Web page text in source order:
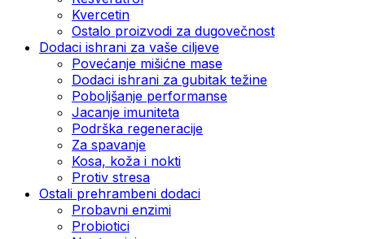
Kvercetin
Ostalo proizvodi za dugovečnost
Dodaci ishrani za vaše ciljeve
Povećanje mišićne mase
Dodaci ishrani za gubitak težine
Poboljšanje performanse
Jacanje imuniteta
Podrška regeneracije
Za spavanje
Kosa, koža i nokti
Protiv stresa
Ostali prehrambeni dodaci
Probavni enzimi
Probiotici